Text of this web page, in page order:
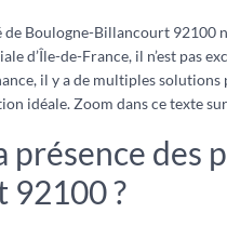
Boulogne-Billancourt 92100
d’Île-de-France, il n’est pas
il y a de multiples
idéale. Zoom dans ce texte
présence
92100 ?